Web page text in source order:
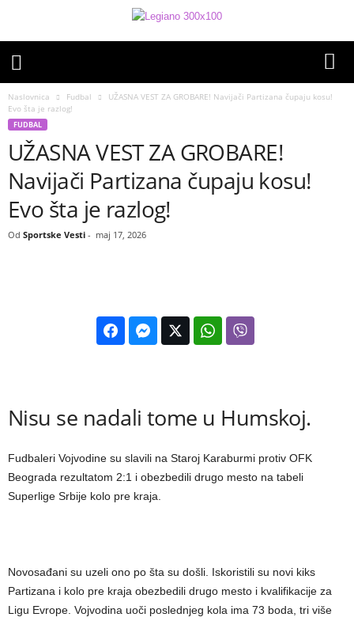
Naslovnica Fudbal
UŽASNA VEST ZA GROBARE! Navijači Partizana čupaju kosu!
Evo šta je razlog!
FUDBAL
UŽASNA VEST ZA GROBARE!
Navijači Partizana čupaju kosu!
Evo šta je razlog!
Od Sportske Vesti - maj 17, 2026
Nisu se nadali tome u Humskoj.
Fudbaleri Vojvodine su slavili na Staroj Karaburmi protiv OFK
Beograda rezultatom 2:1 i obezbedili drugo mesto na tabeli
Superlige Srbije kolo pre kraja.
Novosađani su uzeli ono po šta su došli. Iskoristili su novi kiks
Partizana i kolo pre kraja obezbedili drugo mesto i kvalifikacije za
Ligu Evrope. Vojvodina uoči poslednjeg kola ima 73 boda, tri više